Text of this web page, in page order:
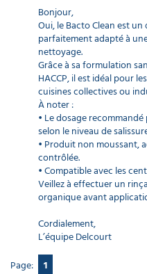
Bonjour,
Oui, le Bacto Clean est
parfaitement adapté à
nettoyage.
Grâce à sa formulation
HACCP, il est idéal pour
cuisines collectives ou
À noter :
• Le dosage
selon le niveau de
• Produit non moussant,
contrôlée.
• Compatible avec les
Veillez à effectuer un
organique avant
Cordialement,
L’équipe Delcourt
Page:
1